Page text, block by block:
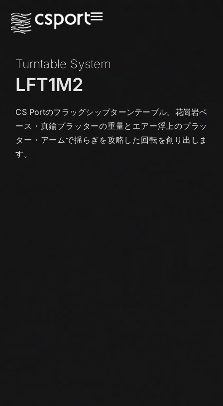
Turntable System
LFT1M2
CS Portのフラッグシップターンテーブル。花崗岩ベ
ース・真鍮プラッターの重量とエアー浮上のプラッ
ター・アームで揺らぎを攻略した回転を創り出しま
す。